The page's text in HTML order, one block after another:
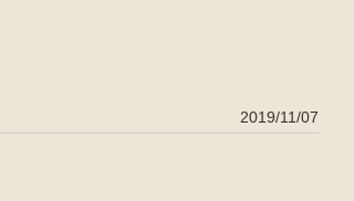
2019/11/07